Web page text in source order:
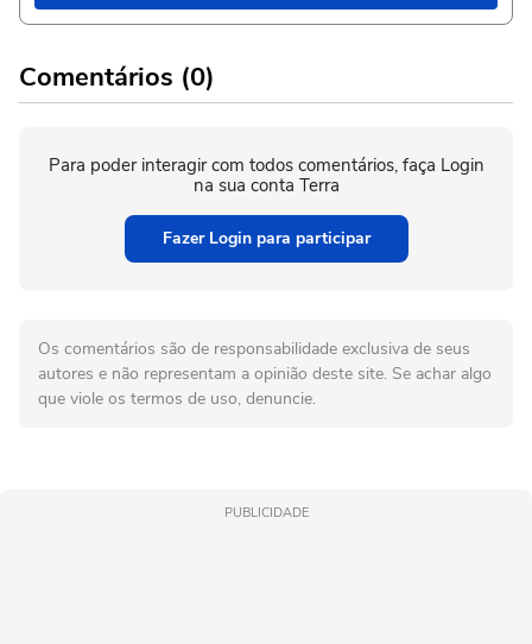
Comentários (0)
Para poder interagir com todos comentários, faça Login
na sua conta Terra
Fazer Login para participar
Os comentários são de responsabilidade exclusiva de seus
autores e não representam a opinião deste site. Se achar algo
que viole os termos de uso, denuncie.
PUBLICIDADE